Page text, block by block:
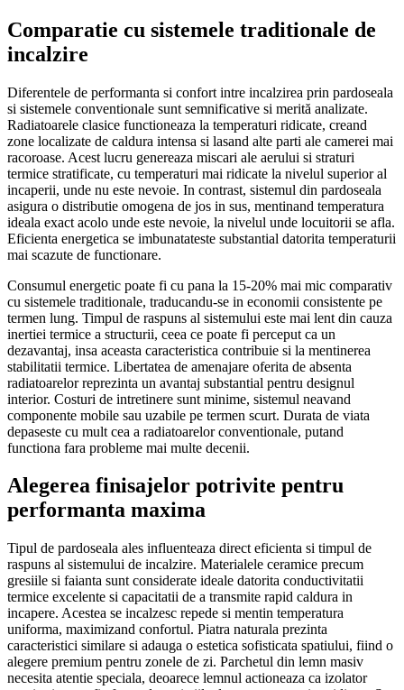
Comparatie cu sistemele traditionale de
incalzire
Diferentele de performanta si confort intre incalzirea prin pardoseala
si sistemele conventionale sunt semnificative si merită analizate.
Radiatoarele clasice functioneaza la temperaturi ridicate, creand
zone localizate de caldura intensa si lasand alte parti ale camerei mai
racoroase. Acest lucru genereaza miscari ale aerului si straturi
termice stratificate, cu temperaturi mai ridicate la nivelul superior al
incaperii, unde nu este nevoie. In contrast, sistemul din pardoseala
asigura o distributie omogena de jos in sus, mentinand temperatura
ideala exact acolo unde este nevoie, la nivelul unde locuitorii se afla.
Eficienta energetica se imbunatateste substantial datorita temperaturii
mai scazute de functionare.
Consumul energetic poate fi cu pana la 15-20% mai mic comparativ
cu sistemele traditionale, traducandu-se in economii consistente pe
termen lung. Timpul de raspuns al sistemului este mai lent din cauza
inertiei termice a structurii, ceea ce poate fi perceput ca un
dezavantaj, insa aceasta caracteristica contribuie si la mentinerea
stabilitatii termice. Libertatea de amenajare oferita de absenta
radiatoarelor reprezinta un avantaj substantial pentru designul
interior. Costuri de intretinere sunt minime, sistemul neavand
componente mobile sau uzabile pe termen scurt. Durata de viata
depaseste cu mult cea a radiatoarelor conventionale, putand
functiona fara probleme mai multe decenii.
Alegerea finisajelor potrivite pentru
performanta maxima
Tipul de pardoseala ales influenteaza direct eficienta si timpul de
raspuns al sistemului de incalzire. Materialele ceramice precum
gresiile si faianta sunt considerate ideale datorita conductivitatii
termice excelente si capacitatii de a transmite rapid caldura in
incapere. Acestea se incalzesc repede si mentin temperatura
uniforma, maximizand confortul. Piatra naturala prezinta
caracteristici similare si adauga o estetica sofisticata spatiului, fiind o
alegere premium pentru zonele de zi. Parchetul din lemn masiv
necesita atentie speciala, deoarece lemnul actioneaza ca izolator